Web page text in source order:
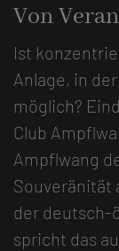
Von
Ist
Anlage, in
möglich?
Club
Ampflwang
Souveränität
der deutsch-
spricht das